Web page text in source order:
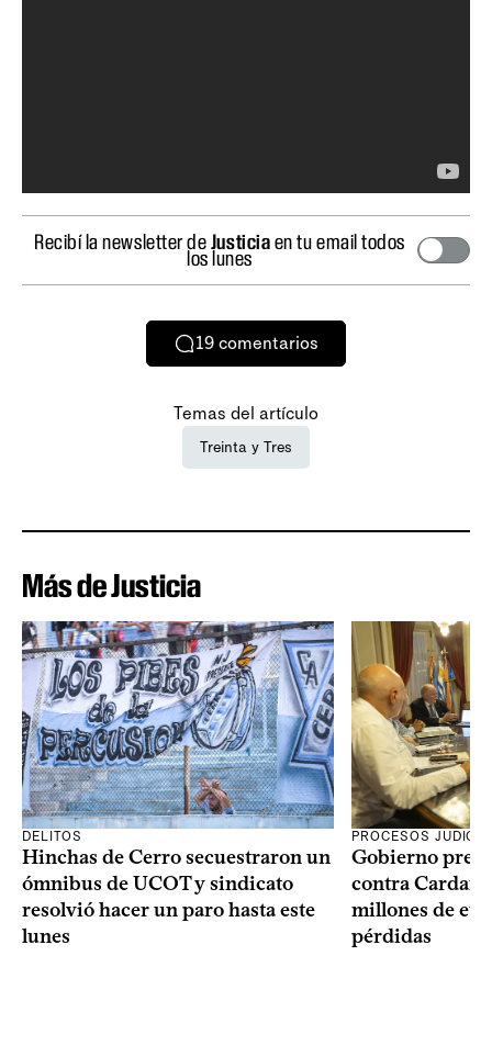
Recibí la newsletter deJusticiaen tu email todos
los lunes
19 comentarios
Temas del artículo
Treinta y Tres
Más de Justicia
DELITOS
Hinchas de Cerro secuestraron un
ómnibus de UCOT y sindicato
resolvió hacer un paro hasta este
lunes
PROCESOS
Gobierno
contra
millones de
pérdidas